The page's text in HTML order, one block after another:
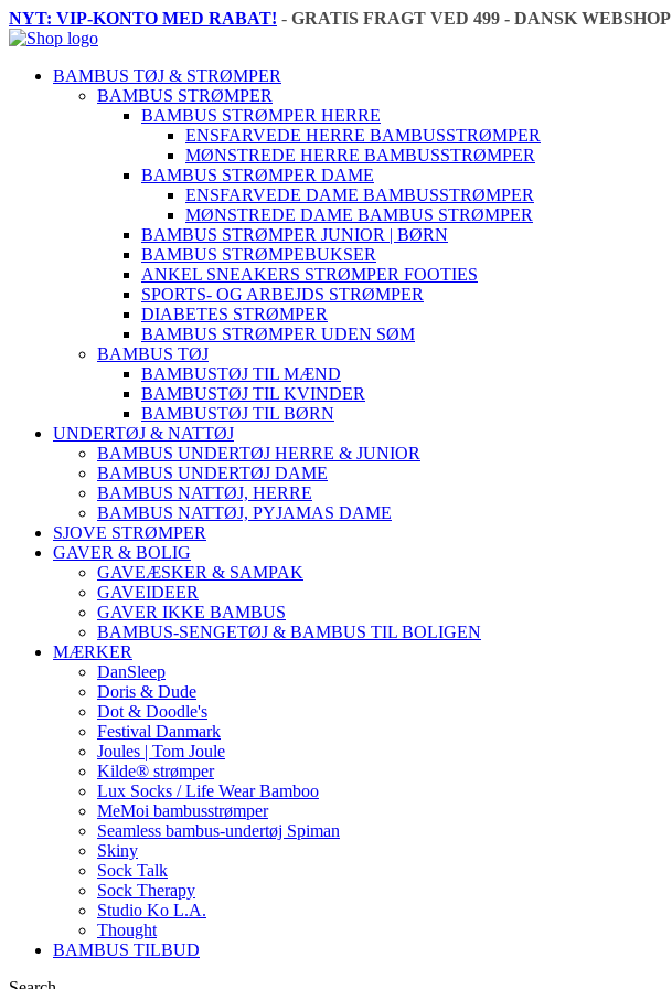
NYT: VIP-KONTO MED RABAT! - GRATIS FRAGT VED 499 - DANSK WEBSHOP
BAMBUS TØJ & STRØMPER
BAMBUS STRØMPER
BAMBUS STRØMPER HERRE
ENSFARVEDE HERRE BAMBUSSTRØMPER
MØNSTREDE HERRE BAMBUSSTRØMPER
BAMBUS STRØMPER DAME
ENSFARVEDE DAME BAMBUSSTRØMPER
MØNSTREDE DAME BAMBUS STRØMPER
BAMBUS STRØMPER JUNIOR | BØRN
BAMBUS STRØMPEBUKSER
ANKEL SNEAKERS STRØMPER FOOTIES
SPORTS- OG ARBEJDS STRØMPER
DIABETES STRØMPER
BAMBUS STRØMPER UDEN SØM
BAMBUS TØJ
BAMBUSTØJ TIL MÆND
BAMBUSTØJ TIL KVINDER
BAMBUSTØJ TIL BØRN
UNDERTØJ & NATTØJ
BAMBUS UNDERTØJ HERRE & JUNIOR
BAMBUS UNDERTØJ DAME
BAMBUS NATTØJ, HERRE
BAMBUS NATTØJ, PYJAMAS DAME
SJOVE STRØMPER
GAVER & BOLIG
GAVEÆSKER & SAMPAK
GAVEIDEER
GAVER IKKE BAMBUS
BAMBUS-SENGETØJ & BAMBUS TIL BOLIGEN
MÆRKER
DanSleep
Doris & Dude
Dot & Doodle's
Festival Danmark
Joules | Tom Joule
Kilde® strømper
Lux Socks / Life Wear Bamboo
MeMoi bambusstrømper
Seamless bambus-undertøj Spiman
Skiny
Sock Talk
Sock Therapy
Studio Ko L.A.
Thought
BAMBUS TILBUD